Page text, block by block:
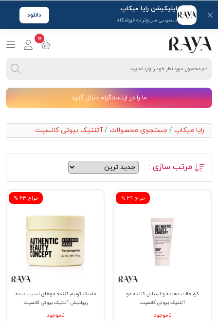
اپلیکیشن رایا میکاپ
دسترسی سریع‌تر به فروشگاه
دانلود
0
ما را در اینستاگرام دنبال کنید
رایا میکاپ / جستجوی محصولات /آتنتیک بیوتی کانسپت
مرتب سازی :
% حراج 29
کرم حالت دهنده و استایل کننده مو
آتنتیک بیوتی کانسپت
ناموجود
% حراج 44
ماسک ترمیم کننده موهای آسیب دیده
ریپلنیش آتنتیک بیوتی کانسپت
ناموجود